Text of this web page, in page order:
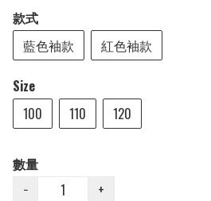
款式
藍色袖款
紅色袖款
Size
100
110 120
數量
−
+